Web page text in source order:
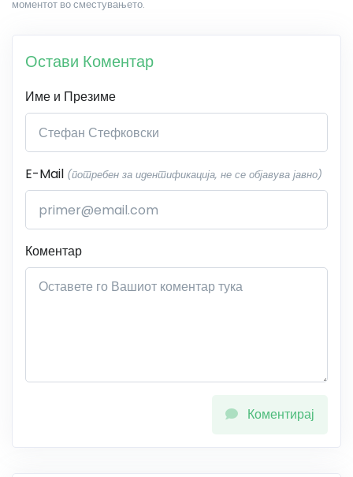
моментот во сместувањето.
Остави Коментар
Име и Презиме
E-Mail (потребен за идентификација, не се објавува јавно)
Коментар
Коментирај